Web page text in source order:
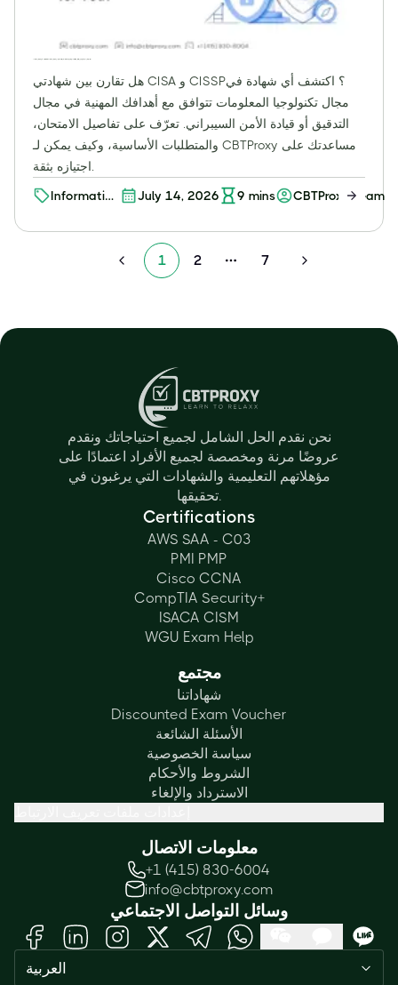
هل تقارن بين شهادتي CISA و CISSP؟ اكتشف أي شهادة في
مجال تكنولوجيا المعلومات تتوافق مع أهدافك المهنية في مجال
التدقيق أو قيادة الأمن السيبراني. تعرّف على تفاصيل الامتحان،
والمتطلبات الأساسية، وكيف يمكن لـ CBTProxy مساعدتك على
Information
July 14, 2026 9 mins CBTProxy Team
1 2
More pages
7
نحن نقدم الحل الشامل لجميع احتياجاتك ونقدم
عروضًا مرنة ومخصصة لجميع الأفراد اعتمادًا على
مؤهلاتهم التعليمية والشهادات التي يرغبون في
تحقيقها.
Certifications
AWS SAA - C03
PMI PMP
Cisco CCNA
CompTIA Security+
ISACA CISM
WGU Exam Help
مجتمع
شهاداتنا
Discounted Exam Voucher
الأسئلة الشائعة
سياسة الخصوصية
الشروط والأحكام
الاسترداد والإلغاء
معلومات الاتصال
+1 (415) 830-6004
info@cbtproxy.com
وسائل التواصل الاجتماعي
العربية